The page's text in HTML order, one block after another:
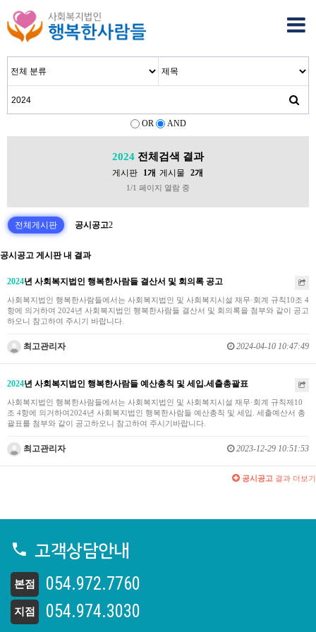
OR AND
2024 전체검색 결과
게시판 1개 게시물 2개
1/1 페이지 열람 중
전체게시판 공시공고2
공시공고 게시판 내 결과
2024년 사회복지법인 행복한사람들 결산서 및 회의록 공고
사회복지법인 행복한사람들에서는 사회복지법인 및 사회복지시설 재무·회계 규칙10조 4
항에 의거하여 2024년 사회복지법인 행복한사람들 결산서 및 회의록을 첨부와 같이 공고
하오니 참고하여 주시기 바랍니다.
최고관리자 2024-04-10 10:47:49
2024년 사회복지법인 행복한사람들 예산총칙 및 세입.세출총괄표
사회복지법인 행복한사람들에서는 사회복지법인 및 사회복지시설 재무·회계 규칙제10
조 4항에 의거하여2024년 사회복지법인 행복한사람들 예산총칙 및 세입. 세출예산서 총
괄표를 첨부와 같이 공고하오니 참고하여 주시기바랍니다.
최고관리자 2023-12-29 10:51:53
공시공고 결과 더보기
고객상담안내
본점 054.972.7760
지점 054.974.3030